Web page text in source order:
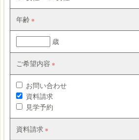
年齢
歳
ご希望内容
お問い合わせ
資料請求
見学予約
資料請求